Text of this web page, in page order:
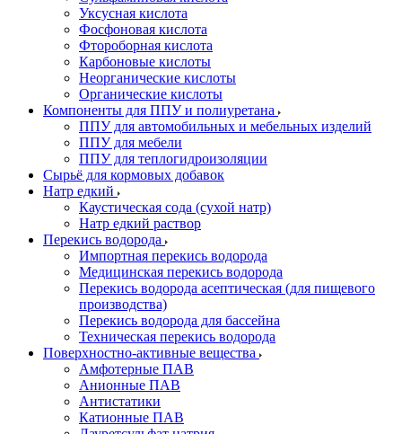
Уксусная кислота
Фосфоновая кислота
Фтороборная кислота
Карбоновые кислоты
Неорганические кислоты
Органические кислоты
Компоненты для ППУ и полиуретана
ППУ для автомобильных и мебельных изделий
ППУ для мебели
ППУ для теплогидроизоляции
Сырьё для кормовых добавок
Натр едкий
Каустическая сода (сухой натр)
Натр едкий раствор
Перекись водорода
Импортная перекись водорода
Медицинская перекись водорода
Перекись водорода асептическая (для пищевого
производства)
Перекись водорода для бассейна
Техническая перекись водорода
Поверхностно-активные вещества
Амфотерные ПАВ
Анионные ПАВ
Антистатики
Катионные ПАВ